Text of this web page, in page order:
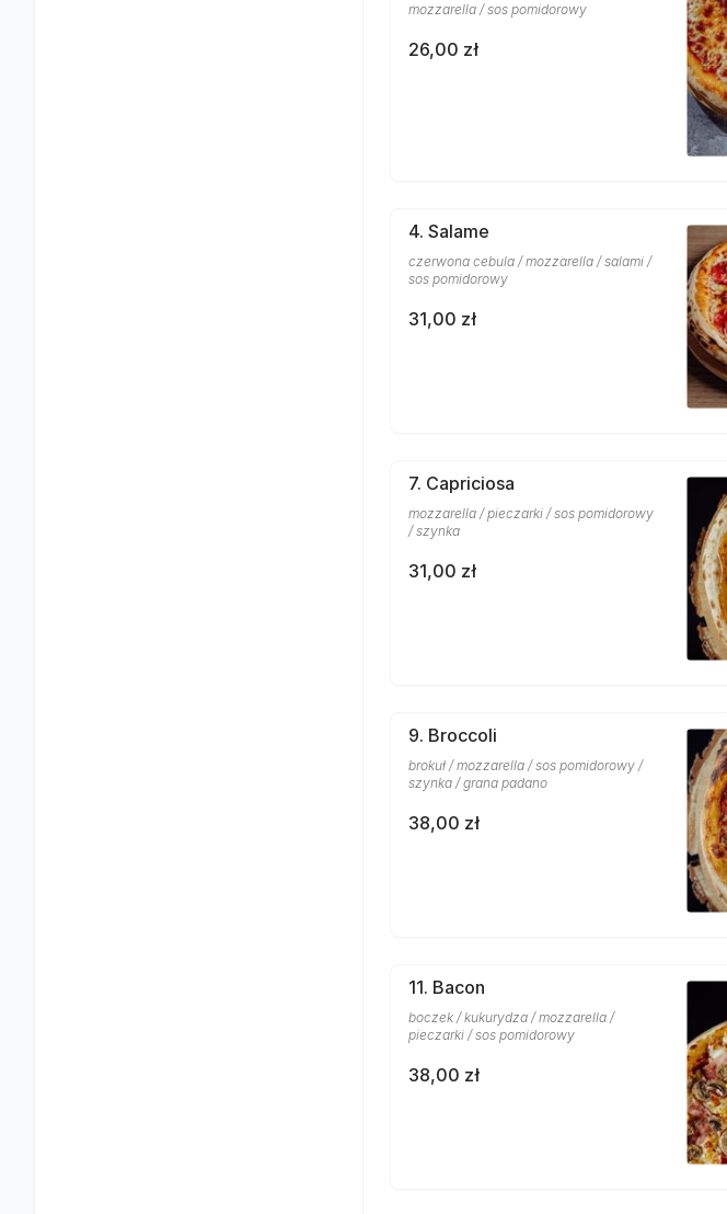
mozzarella / sos pomidorowy
26,00 zł
4. Salame
czerwona cebula / mozzarella / salami /
sos pomidorowy
31,00 zł
7. Capriciosa
mozzarella / pieczarki / sos pomidorowy
/ szynka
31,00 zł
9. Broccoli
brokuł / mozzarella / sos pomidorowy /
szynka / grana padano
38,00 zł
11. Bacon
boczek / kukurydza / mozzarella /
pieczarki / sos pomidorowy
38,00 zł